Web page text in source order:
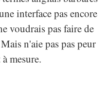
interface pas encore
voudrais pas faire de
n'aie pas pas peur
mesure.